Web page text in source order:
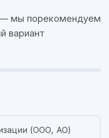
— мы порекомендуем
вариант
(ООО, АО)